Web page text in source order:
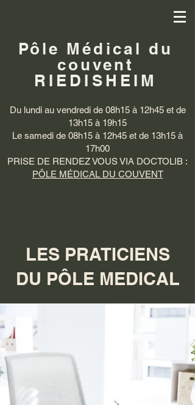
Pôle Médical du
couvent
RIEDISHEIM
Du lundi au vendredi de 08h15 à 12h45 et de
13h15 à 19h15
Le samedi de 08h15 à 12h45 et de 13h15 à
17h00
PRISE DE RENDEZ VOUS VIA DOCTOLIB :
PÔLE MÉDICAL DU COUVENT
LES PRATICIENS
DU PÔLE MEDICAL